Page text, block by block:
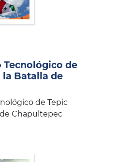
Tecnológico de
la Batalla de
de Tepic
Chapultepec